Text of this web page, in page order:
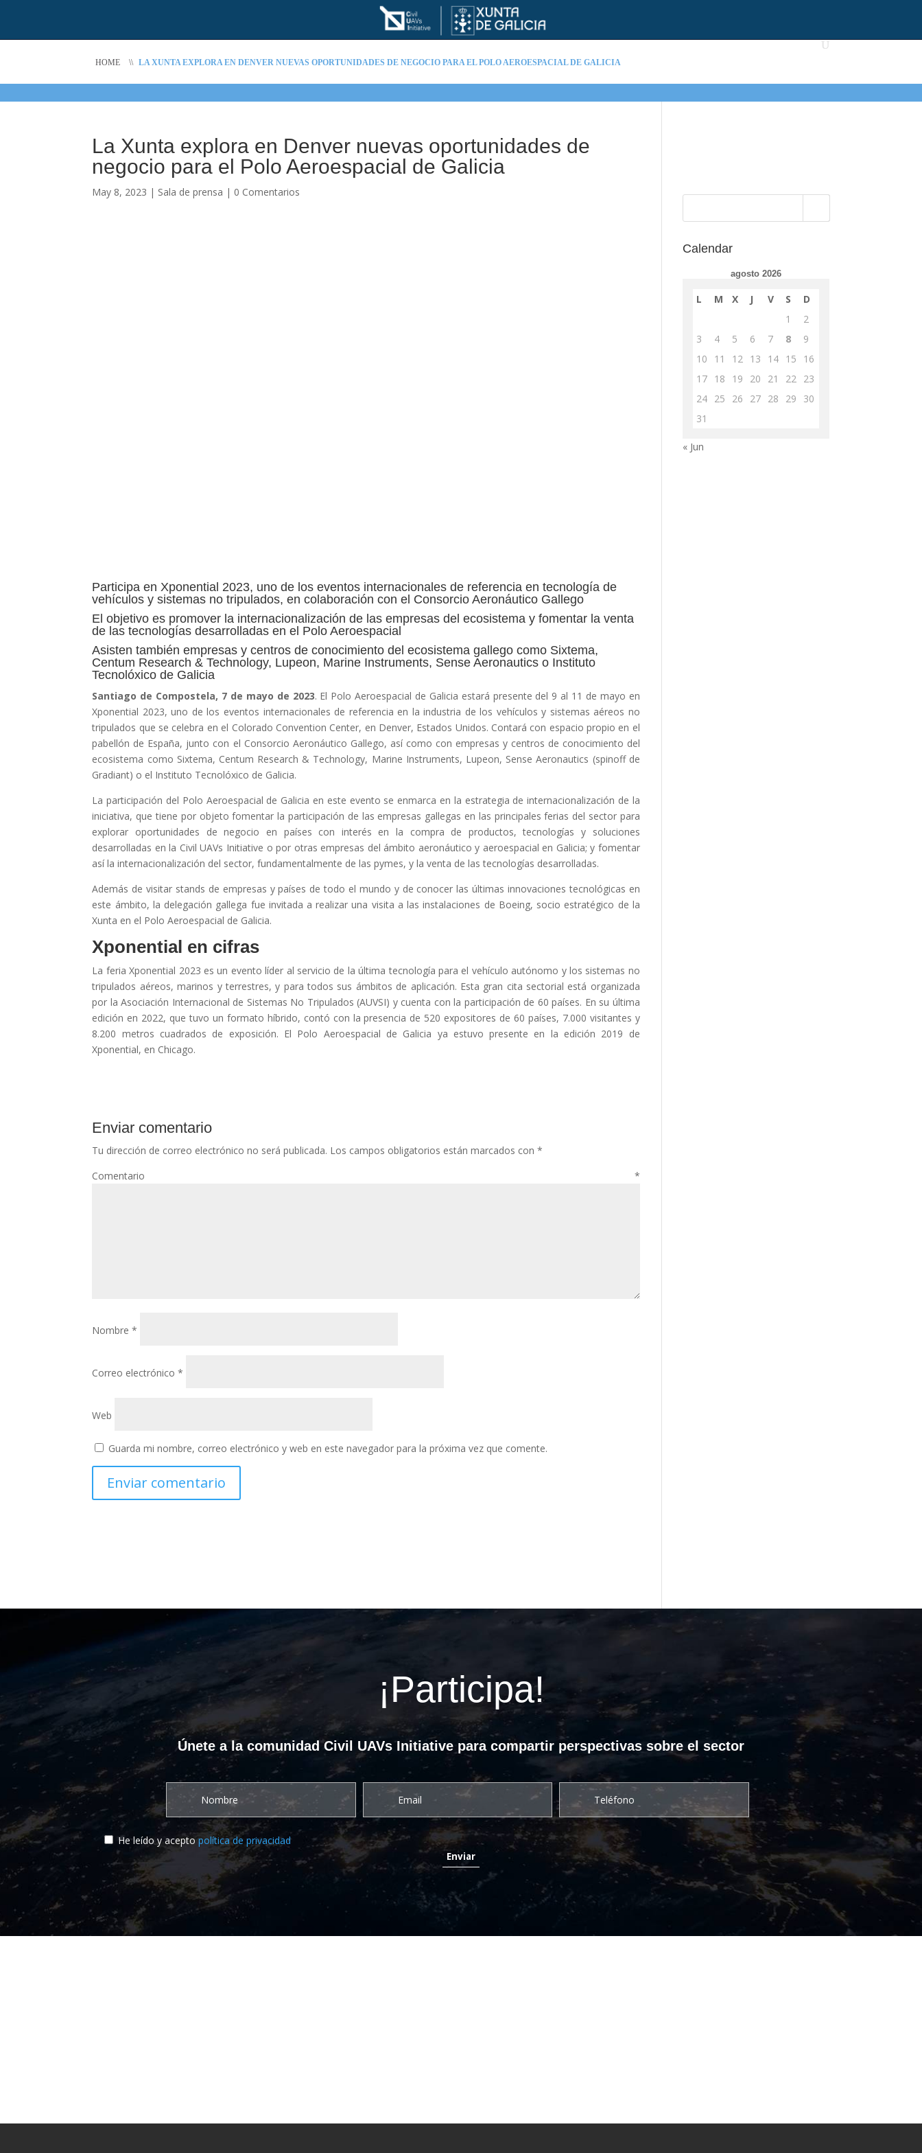
HOME \\ LA XUNTA EXPLORA EN DENVER NUEVAS OPORTUNIDADES DE NEGOCIO PARA EL POLO AEROESPACIAL DE GALICIA
La Xunta explora en Denver nuevas oportunidades de
negocio para el Polo Aeroespacial de Galicia
May 8, 2023 | Sala de prensa | 0 Comentarios
Participa en Xponential 2023, uno de los eventos internacionales de referencia en tecnología de
vehículos y sistemas no tripulados, en colaboración con el Consorcio Aeronáutico Gallego
El objetivo es promover la internacionalización de las empresas del ecosistema y fomentar la venta
de las tecnologías desarrolladas en el Polo Aeroespacial
Asisten también empresas y centros de conocimiento del ecosistema gallego como Sixtema,
Centum Research & Technology, Lupeon, Marine Instruments, Sense Aeronautics o Instituto
Tecnolóxico de Galicia
Santiago de Compostela, 7 de mayo de 2023. El Polo Aeroespacial de Galicia estará presente del 9 al 11 de mayo en
Xponential 2023, uno de los eventos internacionales de referencia en la industria de los vehículos y sistemas aéreos no
tripulados que se celebra en el Colorado Convention Center, en Denver, Estados Unidos. Contará con espacio propio en el
pabellón de España, junto con el Consorcio Aeronáutico Gallego, así como con empresas y centros de conocimiento del
ecosistema como Sixtema, Centum Research & Technology, Marine Instruments, Lupeon, Sense Aeronautics (spinoff de
Gradiant) o el Instituto Tecnolóxico de Galicia.
La participación del Polo Aeroespacial de Galicia en este evento se enmarca en la estrategia de internacionalización de la
iniciativa, que tiene por objeto fomentar la participación de las empresas gallegas en las principales ferias del sector para
explorar oportunidades de negocio en países con interés en la compra de productos, tecnologías y soluciones
desarrolladas en la Civil UAVs Initiative o por otras empresas del ámbito aeronáutico y aeroespacial en Galicia; y fomentar
así la internacionalización del sector, fundamentalmente de las pymes, y la venta de las tecnologías desarrolladas.
Además de visitar stands de empresas y países de todo el mundo y de conocer las últimas innovaciones tecnológicas en
este ámbito, la delegación gallega fue invitada a realizar una visita a las instalaciones de Boeing, socio estratégico de la
Xunta en el Polo Aeroespacial de Galicia.
Xponential en cifras
La feria Xponential 2023 es un evento líder al servicio de la última tecnología para el vehículo autónomo y los sistemas no
tripulados aéreos, marinos y terrestres, y para todos sus ámbitos de aplicación. Esta gran cita sectorial está organizada
por la Asociación Internacional de Sistemas No Tripulados (AUVSI) y cuenta con la participación de 60 países. En su última
edición en 2022, que tuvo un formato híbrido, contó con la presencia de 520 expositores de 60 países, 7.000 visitantes y
8.200 metros cuadrados de exposición. El Polo Aeroespacial de Galicia ya estuvo presente en la edición 2019 de
Xponential, en Chicago.
Enviar comentario
Tu dirección de correo electrónico no será publicada. Los campos obligatorios están marcados con*
Comentario *
Nombre*
Correo electrónico*
Web
Guarda mi nombre, correo electrónico y web en este navegador para la próxima vez que comente.
Calendar
agosto 2026
L M X J V S
D
1
2
3
4 5 6 7 8
9
10
11 12 13 14 15
16
17 18 19 20 21 22
23
24 25 26 27 28 29
30
31
« Jun
¡Participa!
Únete a la comunidad Civil UAVs Initiative para compartir perspectivas sobre el sector
He leído y aceptopolítica de privacidad